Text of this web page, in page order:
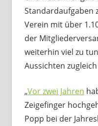
Standardaufgaben
Verein mit über
der
weiterhin viel zu
Aussichten
„Vor zwei Jahren
Zeigefinger
Popp bei der